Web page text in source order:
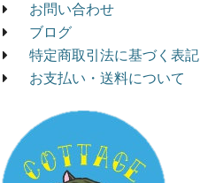
お問い合わせ
ブログ
特定商取引法に基づく表記
お支払い・送料について